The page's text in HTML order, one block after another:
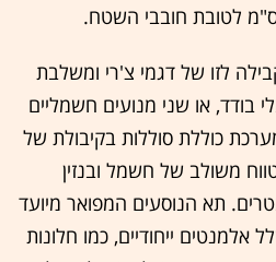
לזו של דגמי צ'רי ומשלבת
בודד, או שני מנועים חשמליים
כוללת סוללות בקיבולת של
טווח משולב של חשמל ובנזין
מ-800 קילומטרים. תא הנוסעים המפואר מיועד
ייחודיים, כמו חלונות